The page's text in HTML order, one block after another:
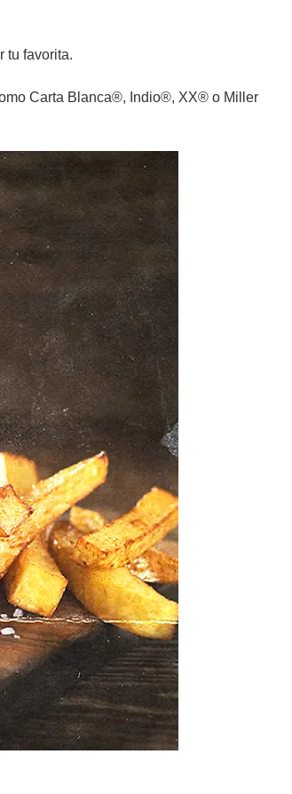
tu favorita.
Carta Blanca®, Indio®, XX® o Miller